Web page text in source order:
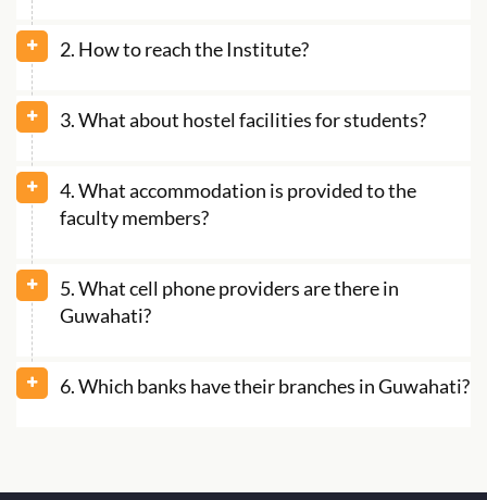
2. How to reach the Institute?
3. What about hostel facilities for students?
4. What accommodation is provided to the
faculty members?
5. What cell phone providers are there in
Guwahati?
6. Which banks have their branches in Guwahati?